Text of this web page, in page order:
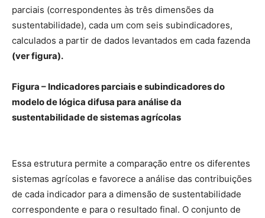
parciais (correspondentes às três dimensões da
sustentabilidade), cada um com seis subindicadores,
calculados a partir de dados levantados em cada fazenda
(ver figura).
Figura – Indicadores parciais e subindicadores do
modelo de lógica difusa para análise da
sustentabilidade de sistemas agrícolas
Essa estrutura permite a comparação entre os diferentes
sistemas agrícolas e favorece a análise das contribuições
de cada indicador para a dimensão de sustentabilidade
correspondente e para o resultado final. O conjunto de